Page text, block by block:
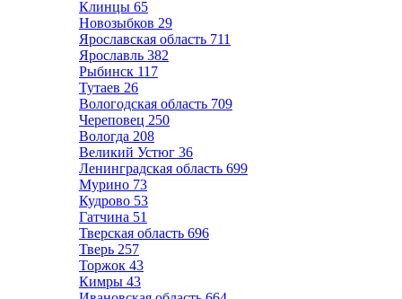
Клинцы 65
Новозыбков 29
Ярославская область 711
Ярославль 382
Рыбинск 117
Тутаев 26
Вологодская область 709
Череповец 250
Вологда 208
Великий Устюг 36
Ленинградская область 699
Мурино 73
Кудрово 53
Гатчина 51
Тверская область 696
Тверь 257
Торжок 43
Кимры 43